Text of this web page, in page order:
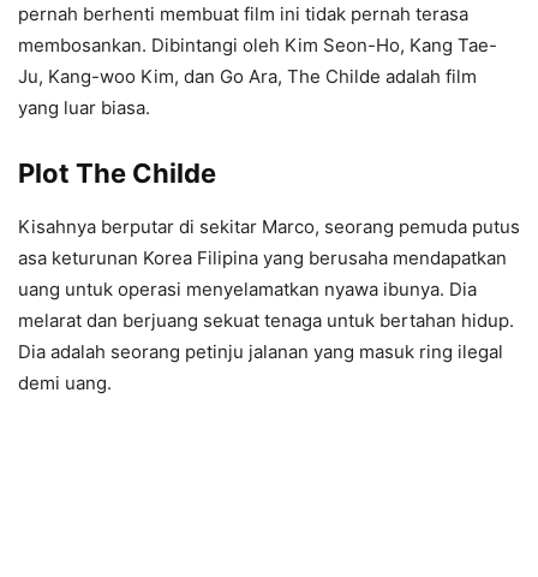
pernah berhenti membuat film ini tidak pernah terasa
membosankan. Dibintangi oleh Kim Seon-Ho, Kang Tae-
Ju, Kang-woo Kim, dan Go Ara, The Childe adalah film
yang luar biasa.
Plot The Childe
Kisahnya berputar di sekitar Marco, seorang pemuda putus
asa keturunan Korea Filipina yang berusaha mendapatkan
uang untuk operasi menyelamatkan nyawa ibunya. Dia
melarat dan berjuang sekuat tenaga untuk bertahan hidup.
Dia adalah seorang petinju jalanan yang masuk ring ilegal
demi uang.